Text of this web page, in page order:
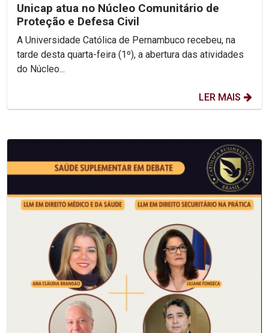
Unicap atua no Núcleo Comunitário de
Proteção e Defesa Civil
A Universidade Católica de Pernambuco recebeu, na
tarde desta quarta-feira (1º), a abertura das atividades
do Núcleo...
LER MAIS